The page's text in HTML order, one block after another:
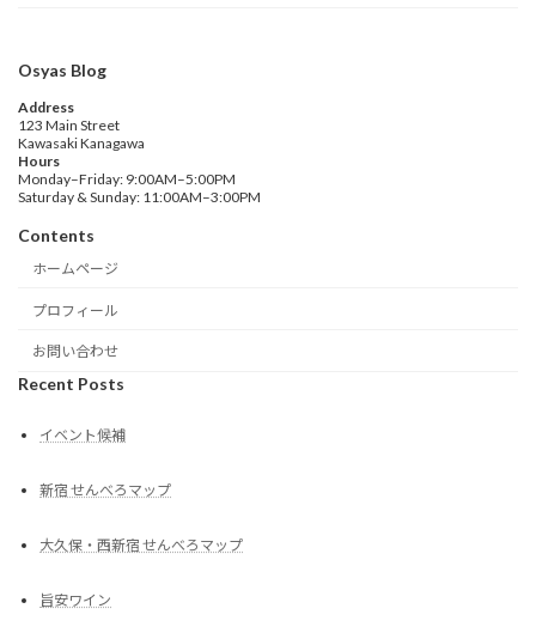
Osyas Blog
Address
123 Main Street
Kawasaki Kanagawa
Hours
Monday–Friday: 9:00AM–5:00PM
Saturday & Sunday: 11:00AM–3:00PM
Contents
ホームページ
プロフィール
お問い合わせ
Recent Posts
イベント候補
新宿 せんべろマップ
大久保・西新宿 せんべろマップ
旨安ワイン